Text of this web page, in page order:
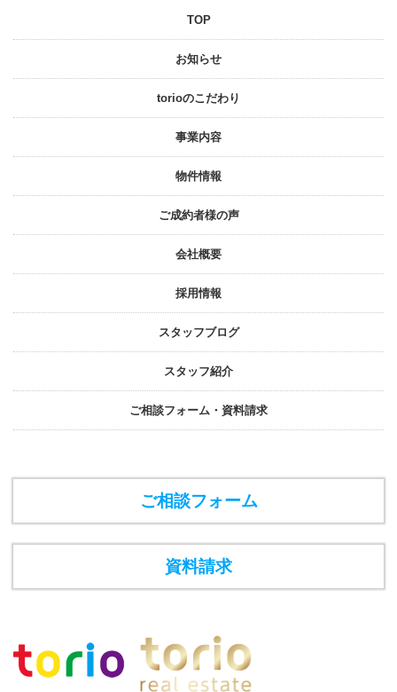
TOP
お知らせ
torioのこだわり
事業内容
物件情報
ご成約者様の声
会社概要
採⽤情報
スタッフブログ
スタッフ紹介
ご相談フォーム・資料請求
ご相談フォーム
資料請求